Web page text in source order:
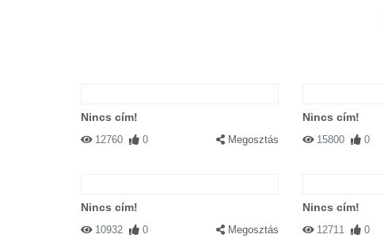
Nincs cím!
12760 0 Megosztás
Nincs cím!
15800 0
Nincs cím!
10932 0 Megosztás
Nincs cím!
12711 0